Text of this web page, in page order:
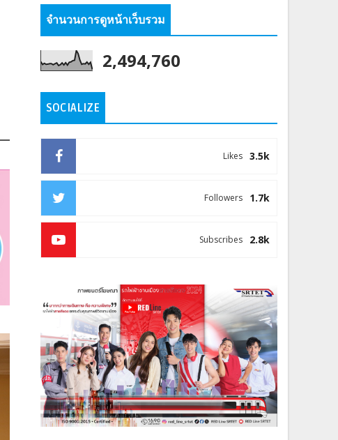
จำนวนการดูหน้าเว็บรวม
2,494,760
SOCIALIZE
3.5k
Likes
1.7k
Followers
2.8k
Subscribes